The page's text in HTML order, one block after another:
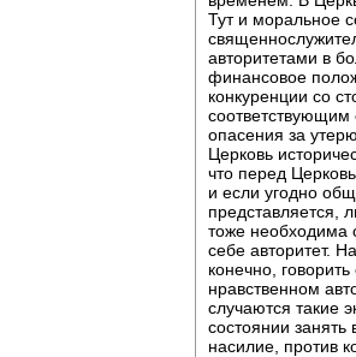
Тут и моральное
авторитетами в
финансовое
конкуренции со
опасения за
Церковь
что перед
и если угодно
представляется,
тоже необходима
себе авторитет.
конечно,
нравственном
случаются такие
состоянии
насилие, против